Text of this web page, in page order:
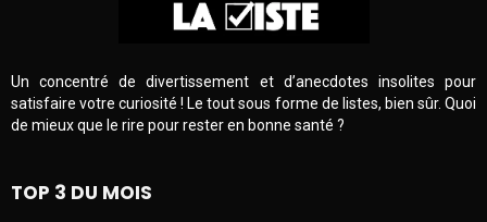
Un concentré de divertissement et d’anecdotes insolites pour
satisfaire votre curiosité ! Le tout sous forme de listes, bien sûr. Quoi
de mieux que le rire pour rester en bonne santé ?
TOP 3 DU MOIS